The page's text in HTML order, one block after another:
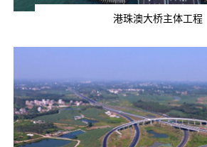
港珠澳大桥主体工程